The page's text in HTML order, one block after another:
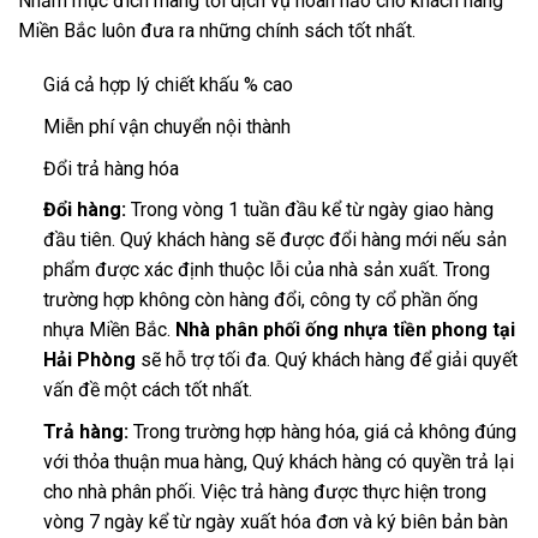
Miền Bắc luôn đưa ra những chính sách tốt nhất.
Giá cả hợp lý chiết khấu % cao
Miễn phí vận chuyển nội thành
Đổi trả hàng hóa
Đổi hàng:Trong vòng 1 tuần đầu kể từ ngày giao hàng
đầu tiên. Quý khách hàng sẽ được đổi hàng mới nếu sản
phẩm được xác định thuộc lỗi của nhà sản xuất. Trong
trường hợp không còn hàng đổi, công ty cổ phần ống
nhựa Miền Bắc. Nhà phân phối ống nhựa tiền phong tại
Hải Phòng sẽ hỗ trợ tối đa. Quý khách hàng để giải quyết
vấn đề một cách tốt nhất.
Trả hàng:Trong trường hợp hàng hóa, giá cả không đúng
với thỏa thuận mua hàng, Quý khách hàng có quyền trả lại
cho nhà phân phối. Việc trả hàng được thực hiện trong
vòng 7 ngày kể từ ngày xuất hóa đơn và ký biên bản bàn